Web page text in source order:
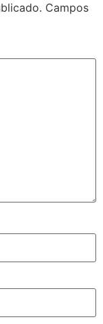
Campos